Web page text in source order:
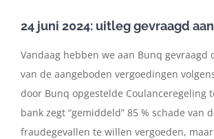
24 juni 2024: uitleg gevraagd
Vandaag hebben we aan Bunq gevraagd
van de aangeboden vergoedingen
door Bunq opgestelde Coulanceregeling
bank zegt “gemiddeld” 85 % schade van
fraudegevallen te willen vergoeden,